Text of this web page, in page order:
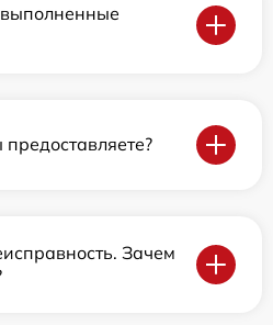
выполненные
Зачем